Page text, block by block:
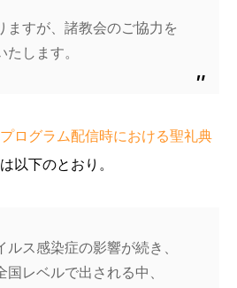
ますが、諸教会のご協力を
たします。
ログラム配信時における聖礼典
以下のとおり。
ルス感染症の影響が続き、
国レベルで出される中、